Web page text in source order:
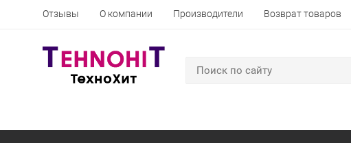
Отзывы О компании Производители Возврат товаров